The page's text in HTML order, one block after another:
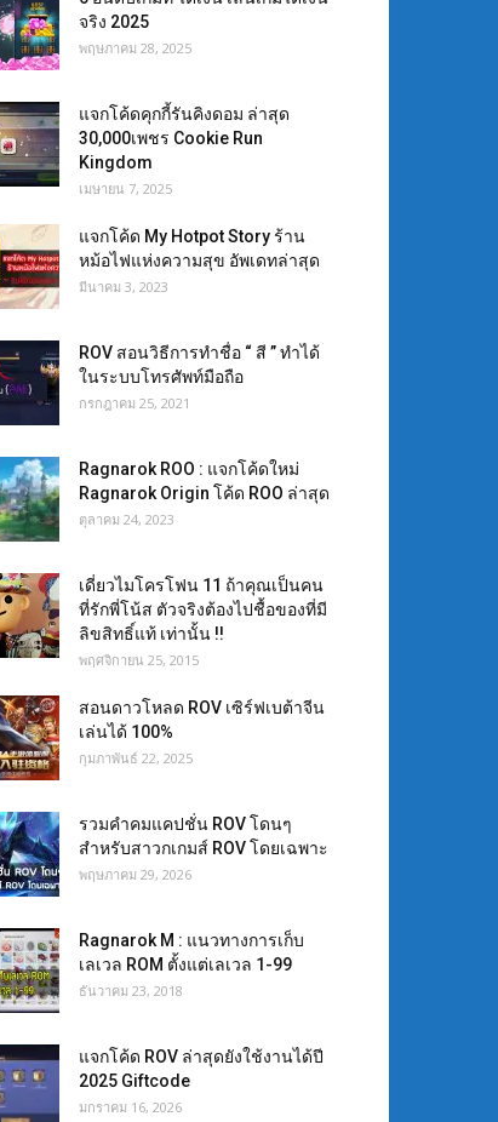
จริง 2025
พฤษภาคม 28, 2025
แจกโค้ดคุกกี้รันคิงดอม ล่าสุด
30,000เพชร Cookie Run
Kingdom
เมษายน 7, 2025
แจกโค้ด My Hotpot Story ร้าน
หม้อไฟแห่งความสุข อัพเดทล่าสุด
มีนาคม 3, 2023
ROV สอนวิธีการทำชื่อ “ สี ” ทำได้
ในระบบโทรศัพท์มือถือ
กรกฎาคม 25, 2021
Ragnarok ROO : แจกโค้ดใหม่
Ragnarok Origin โค้ด ROO ล่าสุด
ตุลาคม 24, 2023
เดี่ยวไมโครโฟน 11 ถ้าคุณเป็นคน
ที่รักพี่โน้ส ตัวจริงต้องไปชื้อของที่มี
ลิขสิทธิ์แท้ เท่านั้น !!
พฤศจิกายน 25, 2015
สอนดาวโหลด ROV เซิร์ฟเบต้าจีน
เล่นได้ 100%
กุมภาพันธ์ 22, 2025
รวมคำคมแคปชั่น ROV โดนๆ
สำหรับสาวกเกมส์ ROV โดยเฉพาะ
พฤษภาคม 29, 2026
Ragnarok M : แนวทางการเก็บ
เลเวล ROM ตั้งแต่เลเวล 1-99
ธันวาคม 23, 2018
แจกโค้ด ROV ล่าสุดยังใช้งานได้ปี
2025 Giftcode
มกราคม 16, 2026